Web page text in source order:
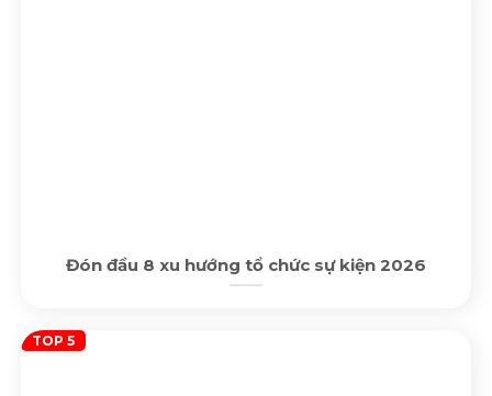
Đón đầu 8 xu hướng tổ chức sự kiện 2026